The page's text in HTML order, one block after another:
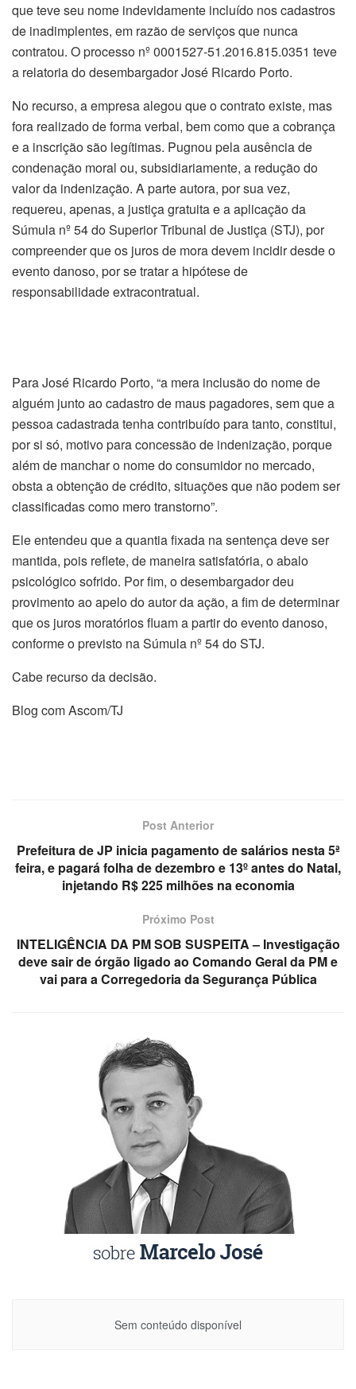
que teve seu nome indevidamente incluído nos cadastros
de inadimplentes, em razão de serviços que nunca
contratou. O processo nº 0001527-51.2016.815.0351 teve
a relatoria do desembargador José Ricardo Porto.
No recurso, a empresa alegou que o contrato existe, mas
fora realizado de forma verbal, bem como que a cobrança
e a inscrição são legítimas. Pugnou pela ausência de
condenação moral ou, subsidiariamente, a redução do
valor da indenização. A parte autora, por sua vez,
requereu, apenas, a justiça gratuita e a aplicação da
Súmula nº 54 do Superior Tribunal de Justiça (STJ), por
compreender que os juros de mora devem incidir desde o
evento danoso, por se tratar a hipótese de
responsabilidade extracontratual.
Para José Ricardo Porto, “a mera inclusão do nome de
alguém junto ao cadastro de maus pagadores, sem que a
pessoa cadastrada tenha contribuído para tanto, constitui,
por si só, motivo para concessão de indenização, porque
além de manchar o nome do consumidor no mercado,
obsta a obtenção de crédito, situações que não podem ser
classificadas como mero transtorno”.
Ele entendeu que a quantia fixada na sentença deve ser
mantida, pois reflete, de maneira satisfatória, o abalo
psicológico sofrido. Por fim, o desembargador deu
provimento ao apelo do autor da ação, a fim de determinar
que os juros moratórios fluam a partir do evento danoso,
conforme o previsto na Súmula nº 54 do STJ.
Cabe recurso da decisão.
Blog com Ascom/TJ
Post Anterior
Prefeitura de JP inicia pagamento de salários nesta 5ª
feira, e pagará folha de dezembro e 13º antes do Natal,
injetando R$ 225 milhões na economia
Próximo Post
INTELIGÊNCIA DA PM SOB SUSPEITA – Investigação
deve sair de órgão ligado ao Comando Geral da PM e
vai para a Corregedoria da Segurança Pública
Sem conteúdo disponível